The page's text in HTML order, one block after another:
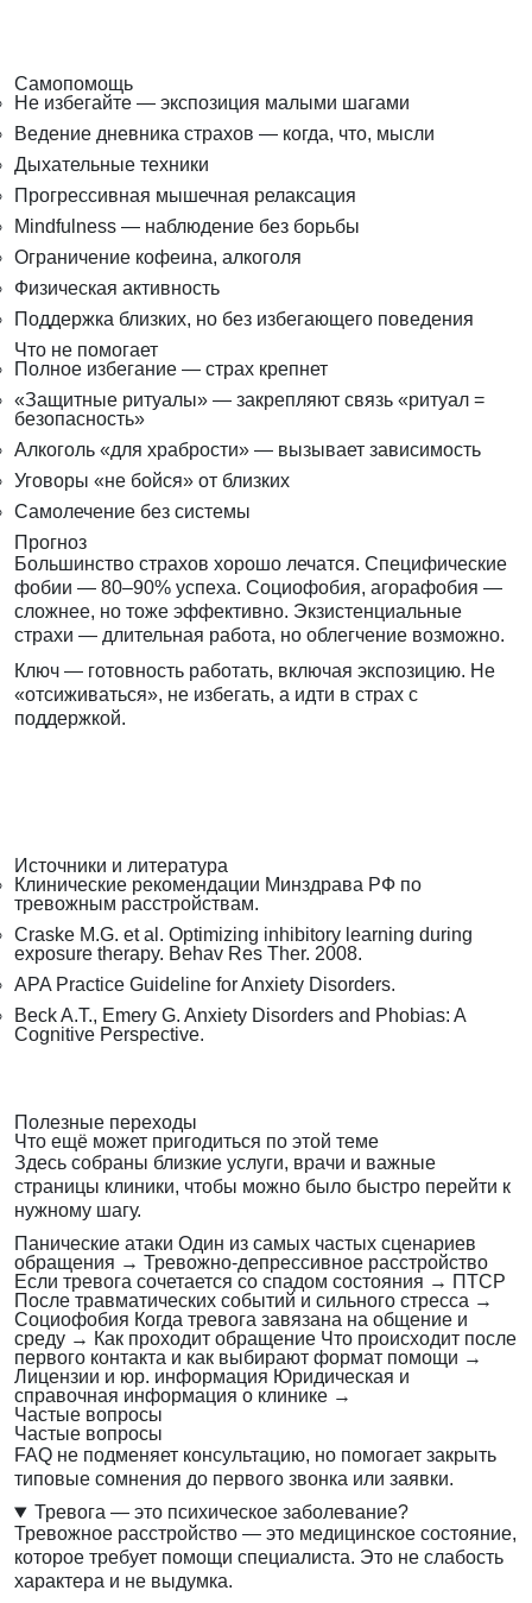
Самопомощь
Не избегайте — экспозиция малыми шагами
Ведение дневника страхов — когда, что, мысли
Дыхательные техники
Прогрессивная мышечная релаксация
Mindfulness — наблюдение без борьбы
Ограничение кофеина, алкоголя
Физическая активность
Поддержка близких, но без избегающего поведения
Что не помогает
Полное избегание — страх крепнет
«Защитные ритуалы» — закрепляют связь «ритуал =
безопасность»
Алкоголь «для храбрости» — вызывает зависимость
Уговоры «не бойся» от близких
Самолечение без системы
Прогноз
Большинство страхов хорошо лечатся. Специфические
фобии — 80–90% успеха. Социофобия, агорафобия —
сложнее, но тоже эффективно. Экзистенциальные
страхи — длительная работа, но облегчение возможно.
Ключ — готовность работать, включая экспозицию. Не
«отсиживаться», не избегать, а идти в страх с
поддержкой.
Источники и литература
Клинические рекомендации Минздрава РФ по
тревожным расстройствам.
Craske M.G. et al. Optimizing inhibitory learning during
exposure therapy. Behav Res Ther. 2008.
APA Practice Guideline for Anxiety Disorders.
Beck A.T., Emery G. Anxiety Disorders and Phobias: A
Cognitive Perspective.
Полезные переходы
Что ещё может пригодиться по этой теме
Здесь собраны близкие услуги, врачи и важные
страницы клиники, чтобы можно было быстро перейти к
нужному шагу.
Панические атаки Один из самых частых сценариев
обращения → Тревожно-депрессивное расстройство
Если тревога сочетается со спадом состояния → ПТСР
После травматических событий и сильного стресса →
Социофобия Когда тревога завязана на общение и
среду → Как проходит обращение Что происходит после
первого контакта и как выбирают формат помощи →
Лицензии и юр. информация Юридическая и
справочная информация о клинике →
Частые вопросы
Частые вопросы
FAQ не подменяет консультацию, но помогает закрыть
типовые сомнения до первого звонка или заявки.
Тревога — это психическое заболевание?
Тревожное расстройство — это медицинское состояние,
которое требует помощи специалиста. Это не слабость
характера и не выдумка.